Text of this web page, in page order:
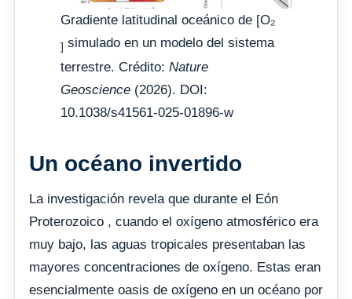
Gradiente latitudinal oceánico de [O₂
] simulado en un modelo del sistema
terrestre. Crédito: Nature
Geoscience (2026). DOI:
10.1038/s41561-025-01896-w
Un océano invertido
La investigación revela que durante el Eón
Proterozoico , cuando el oxígeno atmosférico era
muy bajo, las aguas tropicales presentaban las
mayores concentraciones de oxígeno. Estas eran
esencialmente oasis de oxígeno en un océano por